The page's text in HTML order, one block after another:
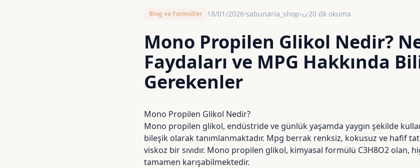
Blog ve Formüller 18/01/2026 sabunaria_shop schedule
20 dk okuma
Mono Propilen Glikol Nedir?
Faydaları ve MPG Hakkında
Gerekenler
Mono Propilen Glikol Nedir?
Mono propilen glikol, endüstride ve günlük yaşamda yaygın şekilde
bileşik olarak tanımlanmaktadır. Mpg berrak renksiz, kokusuz ve hafif
viskoz bir sıvıdır. Mono propilen glikol, kimyasal formülü C3H8O2 olan,
tamamen karışabilmektedir.